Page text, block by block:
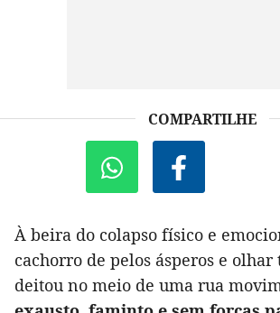
COMPARTILHE
À beira do colapso físico e
cachorro de pelos ásperos e olhar
deitou no meio de uma rua